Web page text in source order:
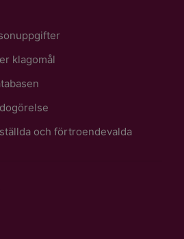
klagomål
och förtroendevalda